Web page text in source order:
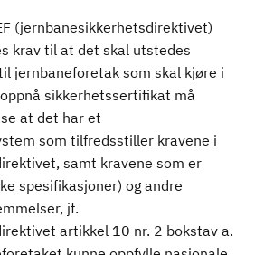
(jernbanesikkerhetsdirektivet)
krav til at det skal utstedes
jernbaneforetak som skal kjøre i
sikkerhetssertifikat må
at det har et
som tilfredsstiller kravene i
samt kravene som er
spesifikasjoner) og andre
jf.
artikkel 10 nr. 2 bokstav a.